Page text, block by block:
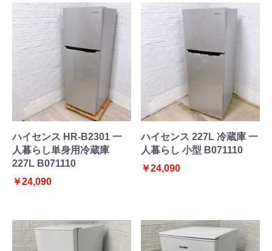
ハイセンス HR-B2301 一
人暮らし単身用冷蔵庫
227L B071110
￥24,090
ハイセンス 227L 冷蔵庫 一
人暮らし 小型 B071110
￥24,090